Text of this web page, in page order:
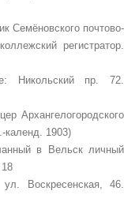
почтово-
регистратор.
Никольский пр. 72.
Архангелогородского
календ. 1903)
в Вельск личный
Воскресенская, 46.